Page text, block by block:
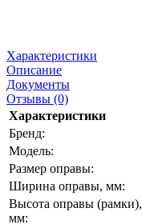
Характеристики
Описание
Документы
Отзывы (0)
Характеристики
Бренд:
Модель:
Размер оправы:
Ширина оправы, мм:
Высота оправы (рамки),
мм: